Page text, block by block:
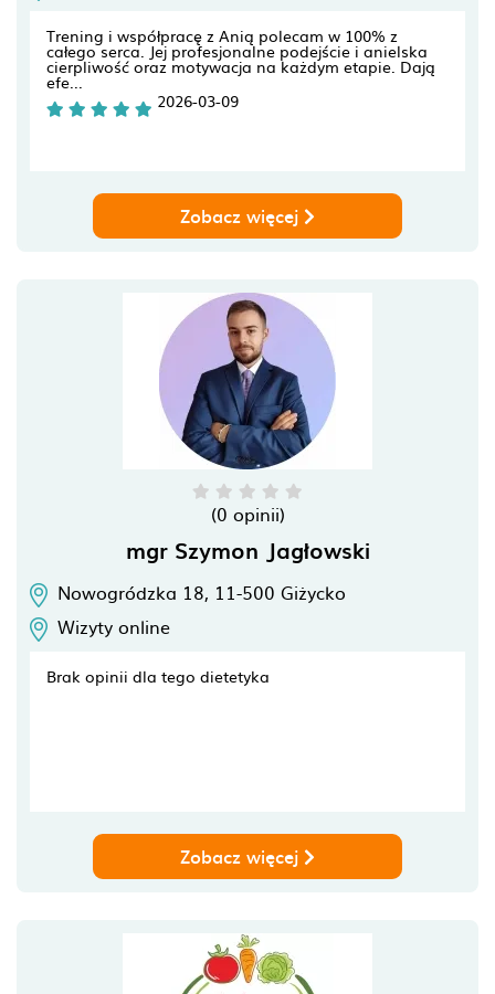
Trening i współpracę z Anią polecam w 100% z
całego serca. Jej profesjonalne podejście i anielska
cierpliwość oraz motywacja na każdym etapie. Dają
efe...
2026-03-09
Zobacz więcej
(0 opinii)
mgr Szymon Jagłowski
Nowogródzka 18, 11-500 Giżycko
Wizyty online
Brak opinii dla tego dietetyka
Zobacz więcej